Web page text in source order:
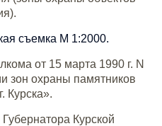
съемка М 1:2000.
от 15 марта 1990 г. N
зон охраны памятников
Курска».
Курской